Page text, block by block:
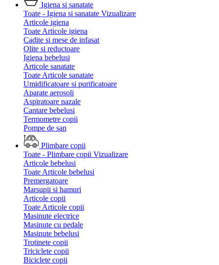
Igiena si sanatate
Toate - Igiena si sanatate Vizualizare
Articole igiena
Toate Articole igiena
Cadite si mese de infasat
Olite si reductoare
Igiena bebelusi
Articole sanatate
Toate Articole sanatate
Umidificatoare si purificatoare
Aparate aerosoli
Aspiratoare nazale
Cantare bebelusi
Termometre copii
Pompe de san
Plimbare copii
Toate - Plimbare copii Vizualizare
Articole bebelusi
Toate Articole bebelusi
Premergatoare
Marsupii si hamuri
Articole copii
Toate Articole copii
Masinute electrice
Masinute cu pedale
Masinute bebelusi
Trotinete copii
Triciclete copii
Biciclete copii